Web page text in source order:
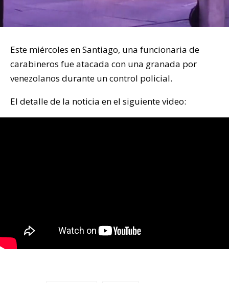
Este miércoles en Santiago, una funcionaria de
carabineros fue atacada con una granada por
venezolanos durante un control policial.
El detalle de la noticia en el siguiente video: